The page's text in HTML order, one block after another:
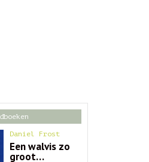
Daniel Frost
Een walvis zo
groot…